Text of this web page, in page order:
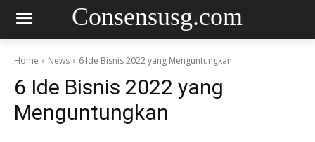
Consensusg.com
Home News 6 Ide Bisnis 2022 yang Menguntungkan
6 Ide Bisnis 2022 yang
Menguntungkan